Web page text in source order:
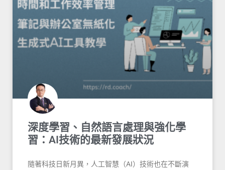
深度學習、自然語言處理與強化學
習：AI技術的最新發展狀況
隨著科技日新月異，人工智慧（AI）技術也在不斷演